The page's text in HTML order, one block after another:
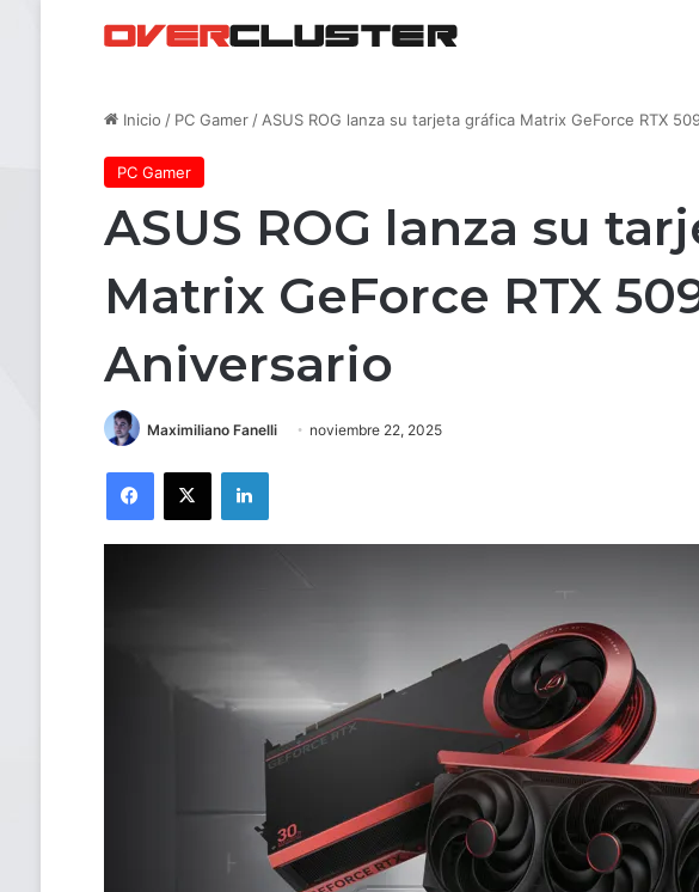
Inicio / PC Gamer / ASUS ROG lanza su tarjeta gráfica Matrix GeForce RTX
PC Gamer
ASUS ROG lanza su
Matrix GeForce RTX
Aniversario
Maximiliano Fanelli noviembre 22, 2025
Facebook
X LinkedIn